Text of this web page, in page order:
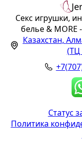
Секс игрушки,
белье & MORE
Казахстан,
(ТЦ
Статус
Политика